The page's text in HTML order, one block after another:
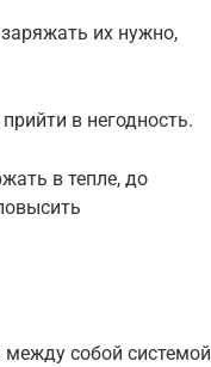
их нужно,
в негодность.
в тепле, до
собой системой